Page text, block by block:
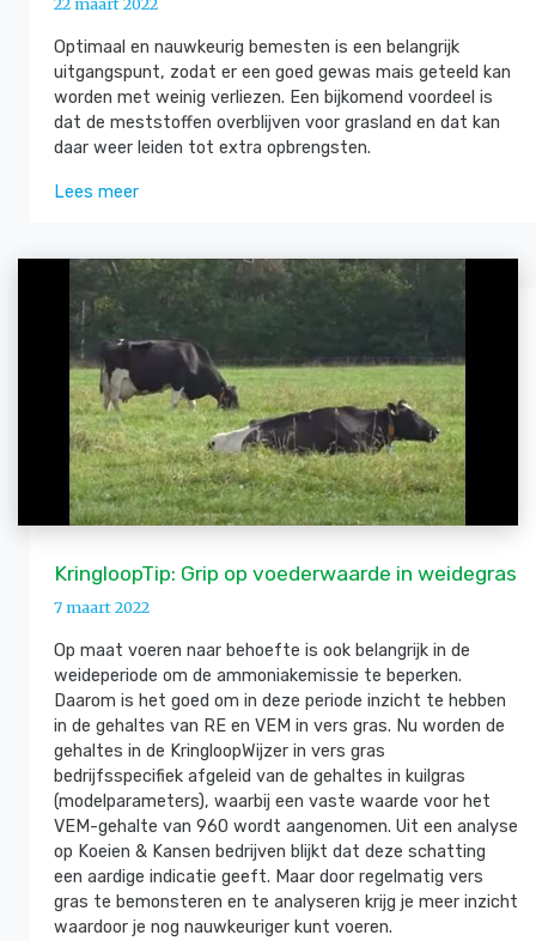
Optimaal en nauwkeurig bemesten is een belangrijk
uitgangspunt, zodat er een goed gewas mais geteeld kan
worden met weinig verliezen. Een bijkomend voordeel is
dat de meststoffen overblijven voor grasland en dat kan
daar weer leiden tot extra opbrengsten.
Lees meer
KringloopTip: Grip op voederwaarde in weidegras
7 maart 2022
Op maat voeren naar behoefte is ook belangrijk in de
weideperiode om de ammoniakemissie te beperken.
Daarom is het goed om in deze periode inzicht te hebben
in de gehaltes van RE en VEM in vers gras. Nu worden de
gehaltes in de KringloopWijzer in vers gras
bedrijfsspecifiek afgeleid van de gehaltes in kuilgras
(modelparameters), waarbij een vaste waarde voor het
VEM-gehalte van 960 wordt aangenomen. Uit een analyse
op Koeien & Kansen bedrijven blijkt dat deze schatting
een aardige indicatie geeft. Maar door regelmatig vers
gras te bemonsteren en te analyseren krijg je meer inzicht
waardoor je nog nauwkeuriger kunt voeren.